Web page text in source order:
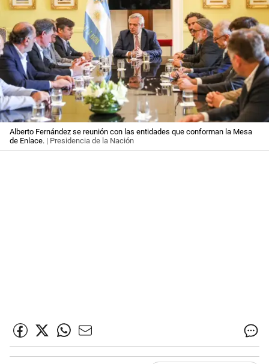
Alberto Fernández se reunión con las entidades que conforman la Mesa
de Enlace. | Presidencia de la Nación